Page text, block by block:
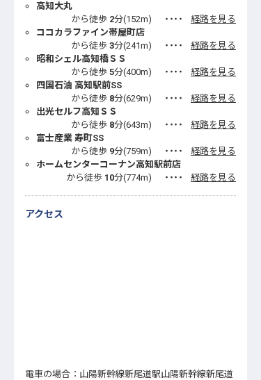
高知大丸
から徒歩 2分(152m) ・・・・
経路を見る
ココカラファイン帯屋町店
から徒歩 3分(241m) ・・・・
経路を見る
昭和シェル高知橋ＳＳ
から徒歩 5分(400m) ・・・・
経路を見る
四国石油 高知駅前SS
から徒歩 8分(629m) ・・・・
経路を見る
出光セルフ高知ＳＳ
から徒歩 8分(643m) ・・・・
経路を見る
富士産業 寿町SS
から徒歩 9分(759m) ・・・・
経路を見る
ホームセンターコーナン高知駅前店
から徒歩 10分(774m) ・・・・ 経路を見る
アクセス
電車の場合：山陽新幹線新尾道駅山陽新幹線新尾道